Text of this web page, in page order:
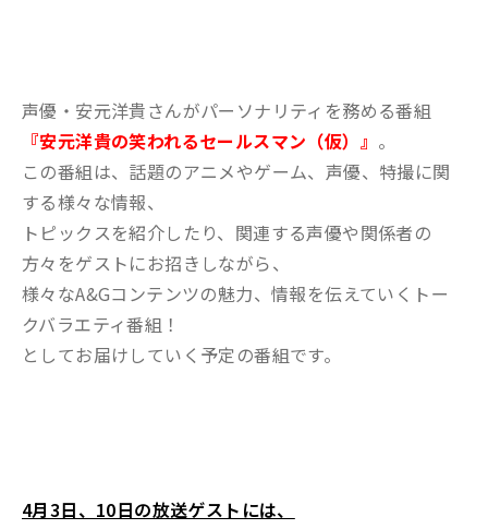
声優・安元洋貴さんがパーソナリティを務める番組
『安元洋貴の笑われるセールスマン（仮）』 。
この番組は、話題のアニメやゲーム、声優、特撮に関
する様々な情報、
トピックスを紹介したり、関連する声優や関係者の
方々をゲストにお招きしながら、
様々なA&Gコンテンツの魅力、情報を伝えていくトー
クバラエティ番組！
としてお届けしていく予定の番組です。
4月3日、10日の放送ゲストには、